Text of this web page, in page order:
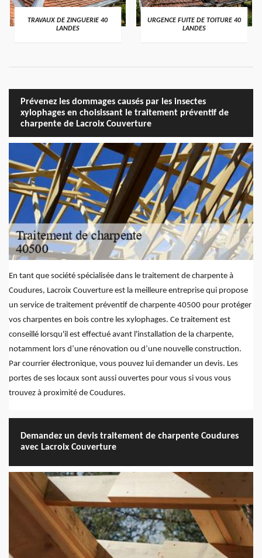
TRAVAUX DE ZINGUERIE 40
LANDES
URGENCE FUITE DE TOITURE 40
LANDES
Prévenez les dommages causés par les insectes
xylophages en choisissant le traitement préventif de
charpente de Lacroix Couverture
En tant que société spécialisée dans le traitement de charpente à
Coudures, Lacroix Couverture est la meilleure entreprise qui propose
un service de traitement préventif de charpente 40500 pour protéger
vos charpentes en bois contre les xylophages. Ce traitement est
conseillé lorsqu'il est effectué avant l'installation de la charpente,
notamment lors d’une rénovation ou d’une nouvelle construction.
Par courrier électronique, vous pouvez lui demander un devis. Les
portes de ses locaux sont aussi ouvertes pour vous si vous vous
trouvez à proximité de Coudures.
Demandez un devis traitement de charpente Coudures
avec Lacroix Couverture